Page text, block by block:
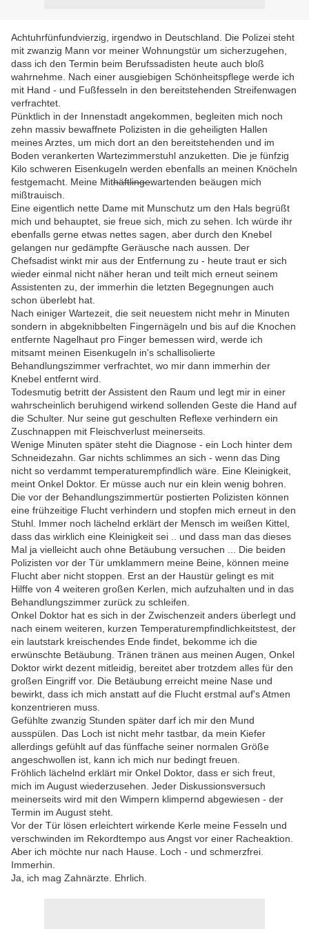
Achtuhrfünfundvierzig, irgendwo in Deutschland. Die Polizei steht
mit zwanzig Mann vor meiner Wohnungstür um sicherzugehen,
dass ich den Termin beim Berufssadisten heute auch bloß
wahrnehme. Nach einer ausgiebigen Schönheitspflege werde ich
mit Hand - und Fußfesseln in den bereitstehenden Streifenwagen
verfrachtet.
Pünktlich in der Innenstadt angekommen, begleiten mich noch
zehn massiv bewaffnete Polizisten in die geheiligten Hallen
meines Arztes, um mich dort an den bereitstehenden und im
Boden verankerten Wartezimmerstuhl anzuketten. Die je fünfzig
Kilo schweren Eisenkugeln werden ebenfalls an meinen Knöcheln
festgemacht. Meine Mithäftlingewartenden beäugen mich
mißtrauisch.
Eine eigentlich nette Dame mit Munschutz um den Hals begrüßt
mich und behauptet, sie freue sich, mich zu sehen. Ich würde ihr
ebenfalls gerne etwas nettes sagen, aber durch den Knebel
gelangen nur gedämpfte Geräusche nach aussen. Der
Chefsadist winkt mir aus der Entfernung zu - heute traut er sich
wieder einmal nicht näher heran und teilt mich erneut seinem
Assistenten zu, der immerhin die letzten Begegnungen auch
schon überlebt hat.
Nach einiger Wartezeit, die seit neuestem nicht mehr in Minuten
sondern in abgeknibbelten Fingernägeln und bis auf die Knochen
entfernte Nagelhaut pro Finger bemessen wird, werde ich
mitsamt meinen Eisenkugeln in's schallisolierte
Behandlungszimmer verfrachtet, wo mir dann immerhin der
Knebel entfernt wird.
Todesmutig betritt der Assistent den Raum und legt mir in einer
wahrscheinlich beruhigend wirkend sollenden Geste die Hand auf
die Schulter. Nur seine gut geschulten Reflexe verhindern ein
Zuschnappen mit Fleischverlust meinerseits.
Wenige Minuten später steht die Diagnose - ein Loch hinter dem
Schneidezahn. Gar nichts schlimmes an sich - wenn das Ding
nicht so verdammt temperaturempfindlich wäre. Eine Kleinigkeit,
meint Onkel Doktor. Er müsse auch nur ein klein wenig bohren.
Die vor der Behandlungszimmertür postierten Polizisten können
eine frühzeitige Flucht verhindern und stopfen mich erneut in den
Stuhl. Immer noch lächelnd erklärt der Mensch im weißen Kittel,
dass das wirklich eine Kleinigkeit sei .. und dass man das dieses
Mal ja vielleicht auch ohne Betäubung versuchen ... Die beiden
Polizisten vor der Tür umklammern meine Beine, können meine
Flucht aber nicht stoppen. Erst an der Haustür gelingt es mit
Hilffe von 4 weiteren großen Kerlen, mich aufzuhalten und in das
Behandlungszimmer zurück zu schleifen.
Onkel Doktor hat es sich in der Zwischenzeit anders überlegt und
nach einem weiteren, kurzen Temperaturempfindlichkeitstest, der
ein lautstark kreischendes Ende findet, bekomme ich die
erwünschte Betäubung. Tränen tränen aus meinen Augen, Onkel
Doktor wirkt dezent mitleidig, bereitet aber trotzdem alles für den
großen Eingriff vor. Die Betäubung erreicht meine Nase und
bewirkt, dass ich mich anstatt auf die Flucht erstmal auf's Atmen
konzentrieren muss.
Gefühlte zwanzig Stunden später darf ich mir den Mund
ausspülen. Das Loch ist nicht mehr tastbar, da mein Kiefer
allerdings gefühlt auf das fünffache seiner normalen Größe
angeschwollen ist, kann ich mich nur bedingt freuen.
Fröhlich lächelnd erklärt mir Onkel Doktor, dass er sich freut,
mich im August wiederzusehen. Jeder Diskussionsversuch
meinerseits wird mit den Wimpern klimpernd abgewiesen - der
Termin im August steht.
Vor der Tür lösen erleichtert wirkende Kerle meine Fesseln und
verschwinden im Rekordtempo aus Angst vor einer Racheaktion.
Aber ich möchte nur nach Hause. Loch - und schmerzfrei.
Immerhin.
Ja, ich mag Zahnärzte. Ehrlich.